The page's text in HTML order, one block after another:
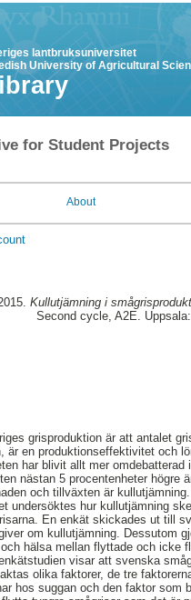
lantbruksuniversitet
University of Agricultural
for Student Projects
About
Kullutjämning i
Second cycle, A2E.
grisproduktion är att antalet
är en produktionseffektivitet och
har blivit allt mer
nästan 5 procentenheter högre
och tillväxten är
undersöktes hur kullutjämning
En enkät skickades ut till
om kullutjämning. Dessutom
hälsa mellan flyttade och icke
visar att svenska
olika faktorer, de tre
hos suggan och den faktor